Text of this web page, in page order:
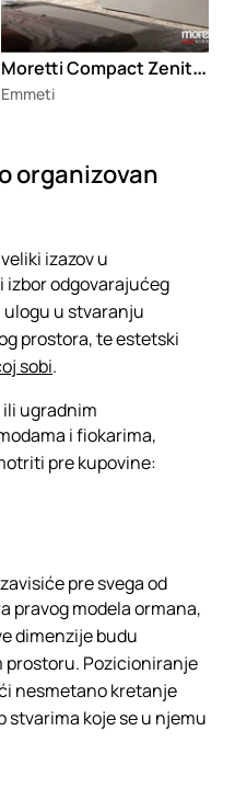
M
oretti Compact Zenith S159 ormar
Emmeti
organizovan
izazov u
izbor odgovarajućeg
u stvaranju
prostora, te estetski
sobi.
ili ugradnim
i fiokarima,
pre kupovine:
pre svega od
pravog modela ormana,
dimenzije budu
prostoru. Pozicioniranje
nesmetano kretanje
stvarima koje se u njemu